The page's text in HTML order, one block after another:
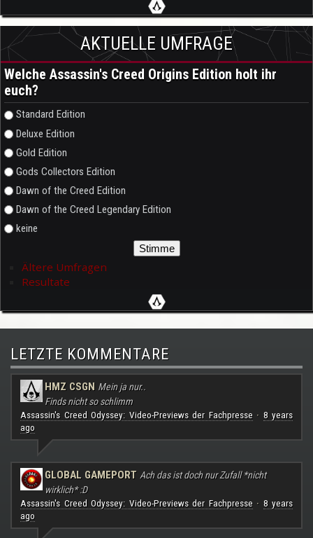
AKTUELLE UMFRAGE
Welche Assassin's Creed Origins Edition holt ihr
euch?
Auswahlmöglichkeiten
Standard Edition
Deluxe Edition
Gold Edition
Gods Collectors Edition
Dawn of the Creed Edition
Dawn of the Creed Legendary Edition
keine
Ältere Umfragen
Resultate
LETZTE KOMMENTARE
HMZ CSGN Mein ja nur..
Finds nicht so schlimm
Assassin's Creed Odyssey: Video-Previews der Fachpresse· 8 years
ago
GLOBAL GAMEPORT Ach das ist doch nur Zufall *nicht
wirklich* :D
Assassin's Creed Odyssey: Video-Previews der Fachpresse· 8 years
ago